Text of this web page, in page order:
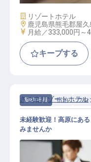
施設業態
リゾートホテル
勤務地
鹿児島県熊毛郡屋
給与
月給／333,000円～
キープする
契約社員 宿泊 フロ
さつまリゾートホテル
未経験歓迎！高原にあ
みませんか